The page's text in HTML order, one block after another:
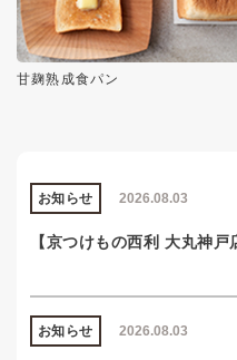
甘麹熟成食パン
2026.08.03
お知らせ
【京つけもの西利 大丸神
2026.08.03
お知らせ